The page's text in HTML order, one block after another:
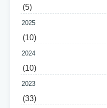
(5)
2025
(10)
2024
(10)
2023
(33)